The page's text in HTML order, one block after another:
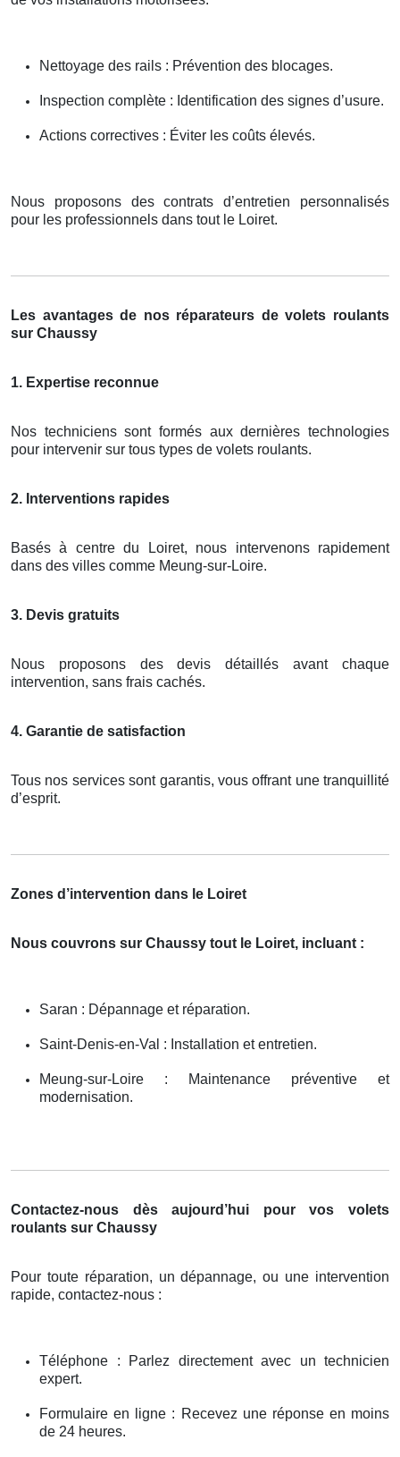
Nettoyage des rails : Prévention des blocages.
Inspection complète : Identification des signes d’usure.
Actions correctives : Éviter les coûts élevés.
Nous proposons des contrats d’entretien personnalisés
pour les professionnels dans tout le Loiret.
Les avantages de nos réparateurs de volets roulants
sur Chaussy
1. Expertise reconnue
Nos techniciens sont formés aux dernières technologies
pour intervenir sur tous types de volets roulants.
2. Interventions rapides
Basés à centre du Loiret, nous intervenons rapidement
dans des villes comme Meung-sur-Loire.
3. Devis gratuits
Nous proposons des devis détaillés avant chaque
intervention, sans frais cachés.
4. Garantie de satisfaction
Tous nos services sont garantis, vous offrant une tranquillité
d’esprit.
Zones d’intervention dans le Loiret
Nous couvrons sur Chaussy tout le Loiret, incluant :
Saran : Dépannage et réparation.
Saint-Denis-en-Val : Installation et entretien.
Meung-sur-Loire : Maintenance préventive et
modernisation.
Contactez-nous dès aujourd’hui pour vos volets
roulants sur Chaussy
Pour toute réparation, un dépannage, ou une intervention
rapide, contactez-nous :
Téléphone : Parlez directement avec un technicien
expert.
Formulaire en ligne : Recevez une réponse en moins
de 24 heures.